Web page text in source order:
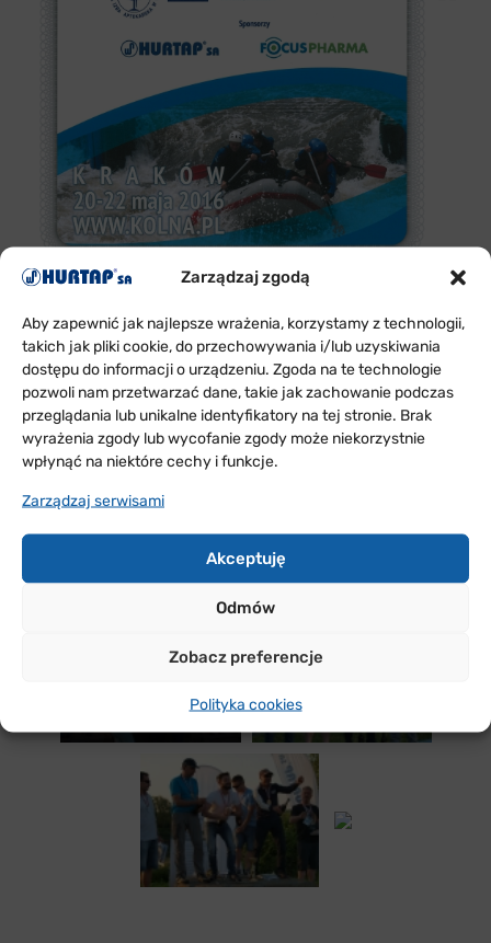
Zarządzaj zgodą
Aby zapewnić jak najlepsze wrażenia, korzystamy z technologii,
takich jak pliki cookie, do przechowywania i/lub uzyskiwania
dostępu do informacji o urządzeniu. Zgoda na te technologie
pozwoli nam przetwarzać dane, takie jak zachowanie podczas
przeglądania lub unikalne identyfikatory na tej stronie. Brak
wyrażenia zgody lub wycofanie zgody może niekorzystnie
wpłynąć na niektóre cechy i funkcje.
Zarządzaj serwisami
Akceptuję
Odmów
Zobacz preferencje
Polityka cookies